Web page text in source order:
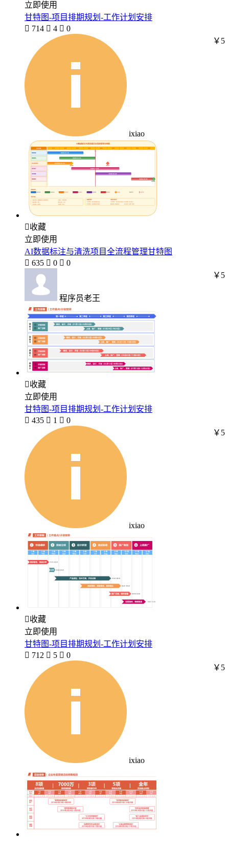
立即使用
甘特图-项目排期规划-工作计划安排
 714  4  0
ixiao
￥5
收藏
立即使用
AI数据标注与清洗项目全流程管理甘特图
 635  0  0
程序员老王
￥5
收藏
立即使用
甘特图-项目排期规划-工作计划安排
 435  1  0
ixiao
￥5
收藏
立即使用
甘特图-项目排期规划-工作计划安排
 712  5  0
ixiao
￥5